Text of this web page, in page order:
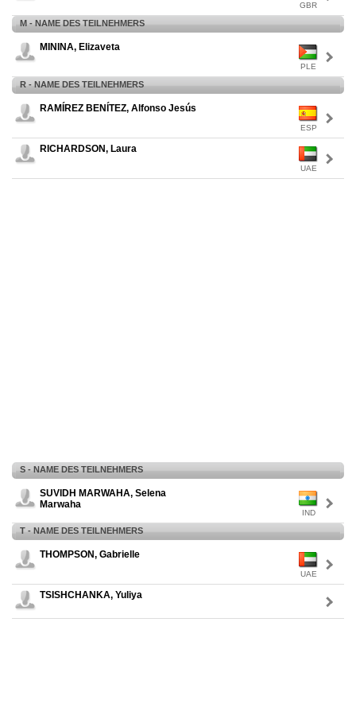
GBR
M - NAME DES TEILNEHMERS
PLE
MININA, Elizaveta
R - NAME DES TEILNEHMERS
ESP
RAMÍREZ BENÍTEZ, Alfonso Jesús
UAE
RICHARDSON, Laura
S - NAME DES TEILNEHMERS
IND
SUVIDH MARWAHA, Selena
Marwaha
T - NAME DES TEILNEHMERS
UAE
THOMPSON, Gabrielle
TSISHCHANKA, Yuliya